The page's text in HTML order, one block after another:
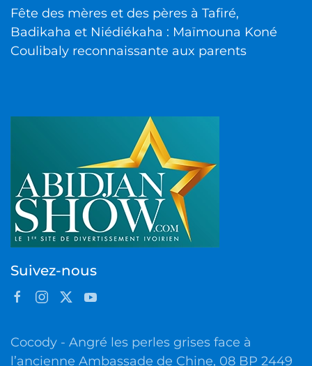
Fête des mères et des pères à Tafiré,
Badikaha et Niédiékaha : Maïmouna Koné
Coulibaly reconnaissante aux parents
Suivez-nous
Cocody - Angré les perles grises face à
l’ancienne Ambassade de Chine, 08 BP 2449